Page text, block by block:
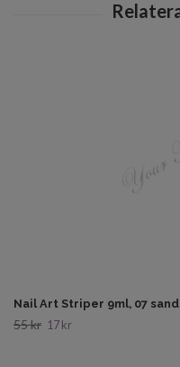
Nail Art Striper 9ml, 07 sand
55 kr 17 kr